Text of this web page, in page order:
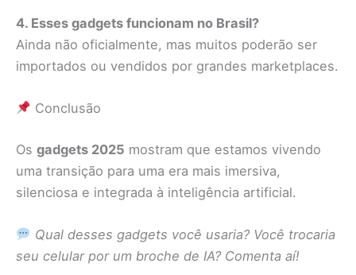
4. Esses gadgets funcionam no Brasil?
Ainda não oficialmente, mas muitos poderão ser
importados ou vendidos por grandes marketplaces.
Conclusão
Os gadgets 2025 mostram que estamos vivendo
uma transição para uma era mais imersiva,
silenciosa e integrada à inteligência artificial.
Qual desses gadgets você usaria? Você trocaria
seu celular por um broche de IA? Comenta aí!